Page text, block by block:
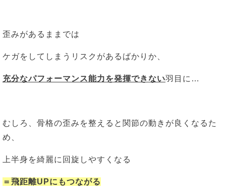
歪みがあるままでは
ケガをしてしまうリスクがあるばかりか、
充分なパフォーマンス能力を発揮できない羽目に…
むしろ、骨格の歪みを整えると関節の動きが良くなるた
め、
上半身を綺麗に回旋しやすくなる
＝飛距離UPにもつながる